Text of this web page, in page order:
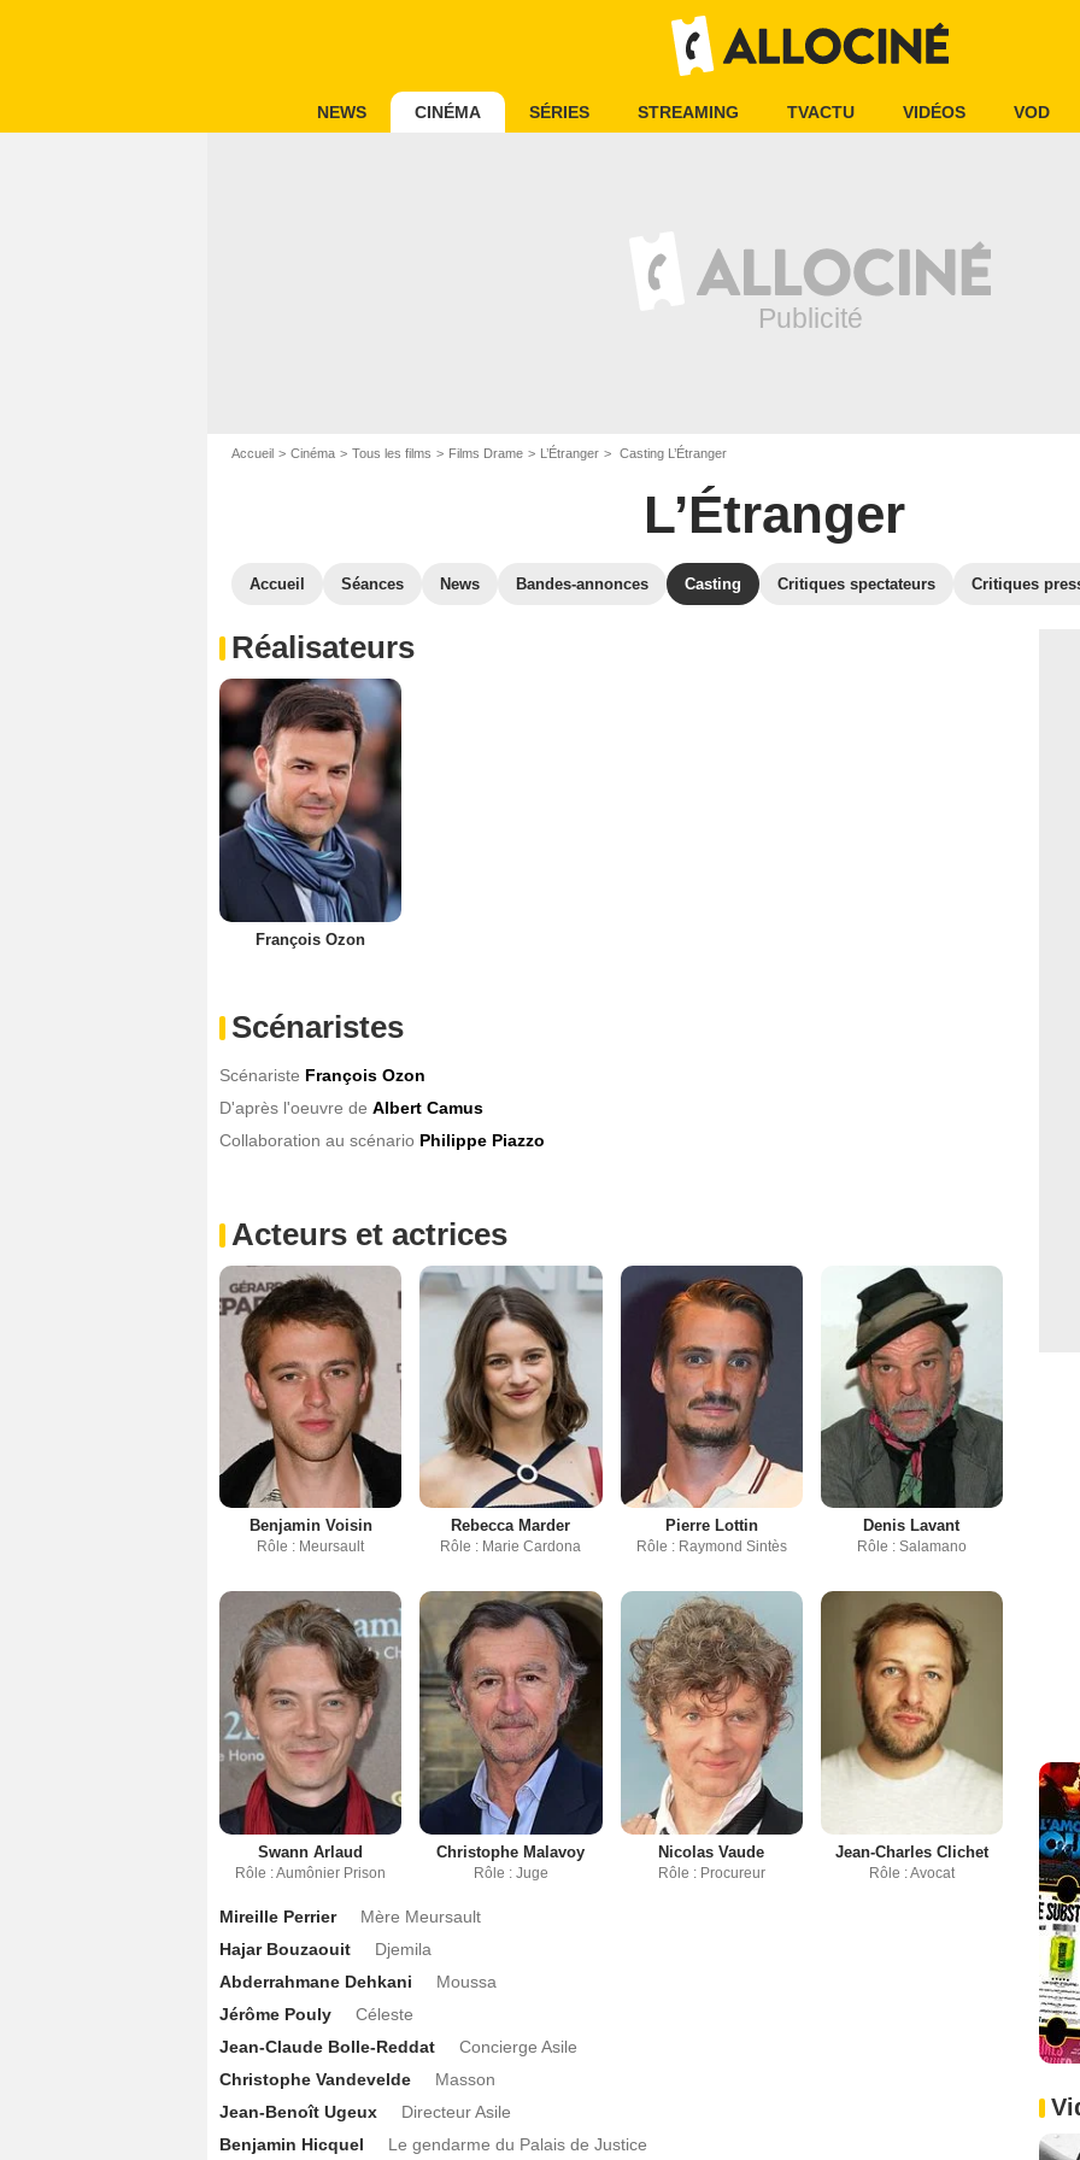
NEWS CINÉMA SÉRIES STREAMING TVACTU VIDÉOS VOD
Accueil Cinéma Tous les films Films Drame L’Étranger Casting L’Étranger
L’Étranger
Accueil Séances News Bandes-annonces Casting Critiques spectateurs Critiques
Réalisateurs
François Ozon
Scénaristes
Scénariste François Ozon
D'après l'oeuvre de Albert Camus
Collaboration au scénario Philippe Piazzo
Acteurs et actrices
Benjamin Voisin
Rôle : Meursault
Rebecca Marder
Rôle : Marie Cardona
Pierre Lottin
Rôle : Raymond Sintès
Denis Lavant
Rôle : Salamano
Swann Arlaud
Rôle : Aumônier Prison
Christophe Malavoy
Rôle : Juge
Nicolas Vaude
Rôle : Procureur
Jean-Charles Clichet
Rôle : Avocat
Mireille Perrier
Mère Meursault
Hajar Bouzaouit
Djemila
Abderrahmane Dehkani
Moussa
Jérôme Pouly
Céleste
Jean-Claude Bolle-Reddat
Concierge Asile
Christophe Vandevelde
Masson
Jean-Benoît Ugeux
Directeur Asile
Benjamin Hicquel
Le gendarme du Palais de Justice